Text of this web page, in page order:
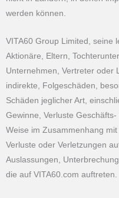
werden können.
VITA60 Group Limited, seine
Aktionäre, Eltern,
Unternehmen, Vertreter oder
indirekte, Folgeschäden,
Schäden jeglicher Art,
Gewinne, Verluste
Weise im Zusammenhang
Verluste oder Verletzungen
Auslassungen,
die auf VITA60.com auftreten.